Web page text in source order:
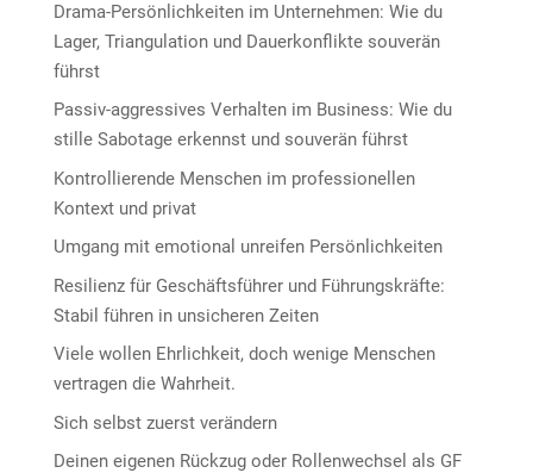
Drama-Persönlichkeiten im Unternehmen: Wie du
Lager, Triangulation und Dauerkonflikte souverän
führst
Passiv-aggressives Verhalten im Business: Wie du
stille Sabotage erkennst und souverän führst
Kontrollierende Menschen im professionellen
Kontext und privat
Umgang mit emotional unreifen Persönlichkeiten
Resilienz für Geschäftsführer und Führungskräfte:
Stabil führen in unsicheren Zeiten
Viele wollen Ehrlichkeit, doch wenige Menschen
vertragen die Wahrheit.
Sich selbst zuerst verändern
Deinen eigenen Rückzug oder Rollenwechsel als GF